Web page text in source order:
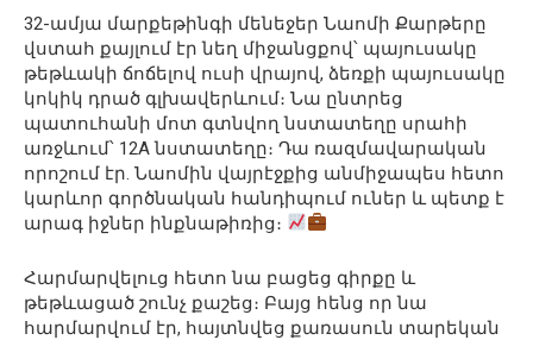
32-ամյա մարքեթինգի մենեջեր Նաոմի Քարթերը
վստահ քայլում էր նեղ միջանցքով՝ պայուսակը
թեթևակի ճոճելով ուսի վրայով, ձեռքի պայուսակը
կոկիկ դրած գլխավերևում։ Նա ընտրեց
պատուհանի մոտ գտնվող նստատեղը սրահի
առջևում՝ 12A նստատեղը։ Դա ռազմավարական
որոշում էր. Նաոմին վայրէջքից անմիջապես հետո
կարևոր գործնական հանդիպում ուներ և պետք է
արագ իջներ ինքնաթիռից։
Հարմարվելուց հետո նա բացեց գիրքը և
թեթևացած շունչ քաշեց։ Բայց հենց որ նա
հարմարվում էր, հայտնվեց քառասուն տարեկան